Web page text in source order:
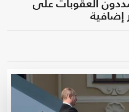
يمددون العقوبات على